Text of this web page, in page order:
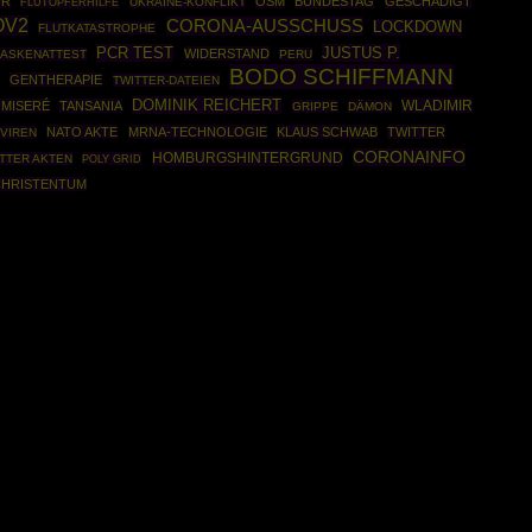
FLUTOPFERHILFE
FLUTKATASTROPHE CORONA-AUSSCHUSS LOCKDOWN
PCR TEST WIDERSTAND PERU JUSTUS P.
GENTHERAPIE TWITTER-DATEIEN BODO SCHIFFMANN
TANSANIA DOMINIK REICHERT GRIPPE DÄMON WLADIMIR
VIREN NATO AKTE MRNA-TECHNOLOGIE KLAUS SCHWAB TWITTER
AKTEN POLY GRID HOMBURGSHINTERGRUND CORONAINFO